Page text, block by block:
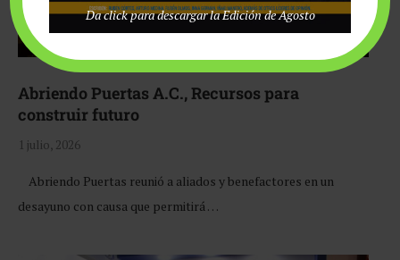
Abriendo Puertas A.C., Recursos para
construir futuro
1 julio, 2026
Abriendo Puertas reunió a aliados y benefactores en un
desayuno con causa que permitirá …
Da click para descargar la Edición de Agosto